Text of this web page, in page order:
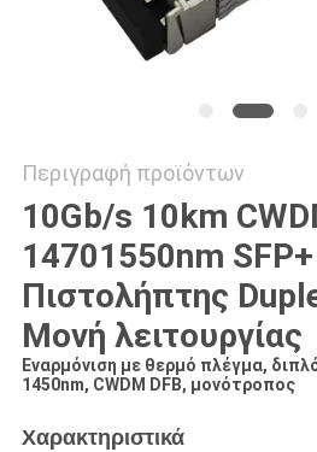
Περιγραφή προϊόντων
10Gb/s 10km
14701550nm SFP+
Πιστολήπτης
Μονή λειτουργίας
Εναρμόνιση με θερμό πλέγμα,
1450nm, CWDM DFB, μονότροπος
Χαρακτηριστικά